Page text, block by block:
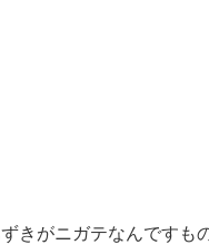
きがニガテなんですも